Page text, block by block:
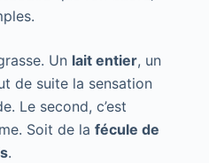
Un lait entier, un
de suite la sensation
Le second, c’est
Soit de la fécule de
.